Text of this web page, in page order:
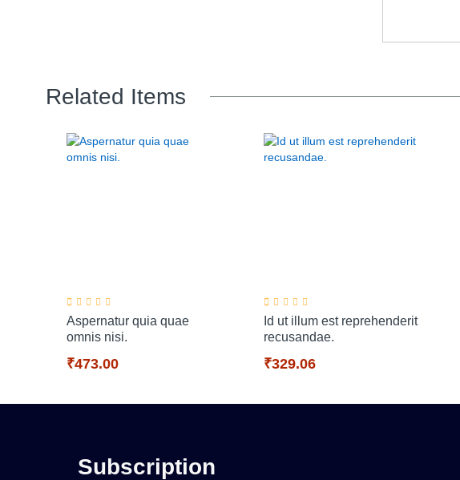
Related Items
Aspernatur quia quae
omnis nisi.
₹473.00
Id ut illum est reprehenderit
recusandae.
₹329.06
Subscription